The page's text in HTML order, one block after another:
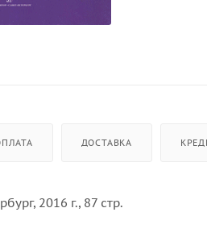
ДОСТАВКА
2016 г., 87 стр.